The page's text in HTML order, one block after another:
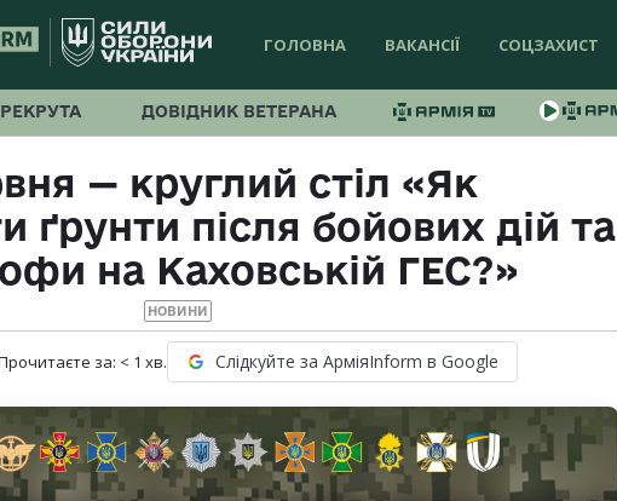
ГОЛОВНА ВАКАНСІЇ СОЦЗАХИСТ
ДОВІДНИК ВЕТЕРАНА
— круглий стіл «Як
ґрунти після бойових дій та
на Каховській ГЕС?»
НОВИНИ
за: < 1 хв. Слідкуйте за АрміяInform в Google